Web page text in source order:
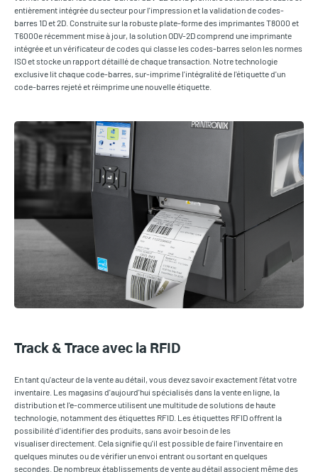
entièrement intégrée du secteur pour l'impression et la validation de codes-
barres 1D et 2D. Construite sur la robuste plate-forme des imprimantes T8000 et
T6000e récemment mise à jour, la solution ODV-2D comprend une imprimante
intégrée et un vérificateur de codes qui classe les codes-barres selon les normes
ISO et stocke un rapport détaillé de chaque transaction. Notre technologie
exclusive lit chaque code-barres, sur-imprime l'intégralité de l'étiquette d'un
code-barres rejeté et réimprime une nouvelle étiquette.
Track & Trace avec la RFID
En tant qu'acteur de la vente au détail, vous devez savoir exactement l'état votre
inventaire. Les magasins d'aujourd'hui spécialisés dans la vente en ligne, la
distribution et l'e-commerce utilisent une multitude de solutions de haute
technologie, notamment des étiquettes RFID. Les étiquettes RFID offrent la
possibilité d'identifier des produits, sans avoir besoin de les
visualiser directement. Cela signifie qu'il est possible de faire l'inventaire en
quelques minutes ou de vérifier un envoi entrant ou sortant en quelques
secondes. De nombreux établissements de vente au détail associent même des